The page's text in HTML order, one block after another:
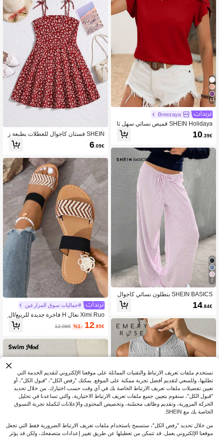
11
Breezaya
SHEIN Holidaya قميص نسائي سهل ثا
بت للقمصان الكاجوال للملابس السنة الج
ديدة، قميص آستين قصير
10.39€
7
SHEIN BASICS بنطلون نسائي كاجوال
محبوك مخطط بخصر منخفض وقصة فض
فاضة وساق واسعة بطول الأرض ملابس
14.84€
SHEIN فستان كاجوال للعطلات بطبعة ز
هور وحمالات للفتيات المراهقات
6.09€
#جماليات سوق المزارعين
Ximi Ruo نعال H فاخرة جديدة للربيع/ال
صيف للنساء، أحذية شاطئ. نعال جديدة بأ
سلوب الجنية مع حرف على الأصابع، ضرو
د، بني
12.85€
%1-
12.98€
نستخدم ملفات تعريف الارتباط والتقنيات المماثلة على موقعنا الإلكتروني لتقديم الخدمة التي
تطلبها، وللسعي لتقديم أفضل تجربة ممكنة على الموقع. يمكنك "رفض الكل"، "قبول الكل"، أو
تعيين تفضيلات ملفات تعريف الارتباط الخاصة بك في أي وقت حسب اختيارك. من خلال تحديد
"قبول الكل"، سنقوم بتعيين جميع ملفات تعريف الارتباط الاختيارية، والتي تساعدنا في تحليل
الحركة المرورية، وتقديم وظائف محسّنة، وتخصيص المحتوى والإعلانات لتكملة تجربة التسوق
الخاصة بك مع SHEIN.
من خلال تحديد "رفض الكل"، ستسمح باستخدام ملفات تعريف الارتباط الضرورية فقط التي تجعل
موقعنا الإلكتروني يعمل. قد تتمكن من تعطيلها عن طريق تغيير إعدادات متصفحك، ولكن قد يؤثر